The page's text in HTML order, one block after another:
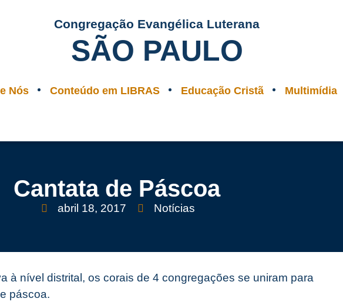
Congregação Evangélica Luterana
SÃO PAULO
Nós Conteúdo em LIBRAS Educação Cristã Multimídia
Cantata de Páscoa
abril 18, 2017 Notícias
à nível distrital, os corais de 4 congregações se uniram para
páscoa.